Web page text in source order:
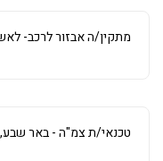
מתקין/ה אבזור לרכב-
טכנאי/ת צמ"ה - באר שבע,